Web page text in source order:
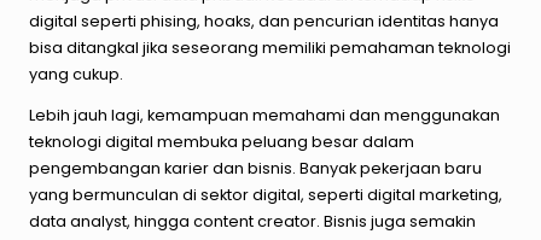
digital seperti phising, hoaks, dan pencurian identitas hanya
bisa ditangkal jika seseorang memiliki pemahaman teknologi
yang cukup.
Lebih jauh lagi, kemampuan memahami dan menggunakan
teknologi digital membuka peluang besar dalam
pengembangan karier dan bisnis. Banyak pekerjaan baru
yang bermunculan di sektor digital, seperti digital marketing,
data analyst, hingga content creator. Bisnis juga semakin